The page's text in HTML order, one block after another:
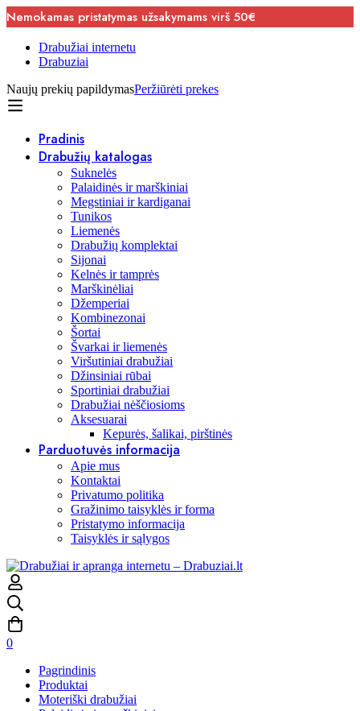
Nemokamas pristatymas užsakymams virš 50€
Drabužiai internetu
Drabuziai
Naujų prekių papildymasPeržiūrėti prekes
Pradinis
Drabužių katalogas
Suknelės
Palaidinės ir marškiniai
Megstiniai ir kardiganai
Tunikos
Liemenės
Drabužių komplektai
Sijonai
Kelnės ir tamprės
Marškinėliai
Džemperiai
Kombinezonai
Šortai
Švarkai ir liemenės
Viršutiniai drabužiai
Džinsiniai rūbai
Sportiniai drabužiai
Drabužiai nėščiosioms
Aksesuarai
Kepurės, šalikai, pirštinės
Parduotuvės informacija
Apie mus
Kontaktai
Privatumo politika
Gražinimo taisyklės ir forma
Pristatymo informacija
Taisyklės ir sąlygos
0
Pagrindinis
Produktai
Moteriški drabužiai